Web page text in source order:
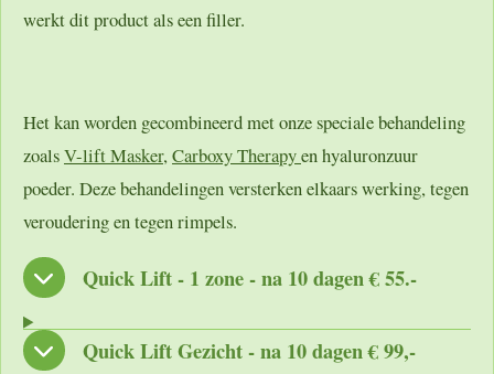
werkt dit product als een filler.
Het kan worden gecombineerd met onze speciale behandeling
zoalsV-lift Masker, Carboxy Therapyen hyaluronzuur
poeder. Deze behandelingen versterken elkaars werking, tegen
veroudering en tegen rimpels.
Quick Lift - 1 zone - na 10 dagen € 55.-
Quick Lift Gezicht - na 10 dagen € 99,-